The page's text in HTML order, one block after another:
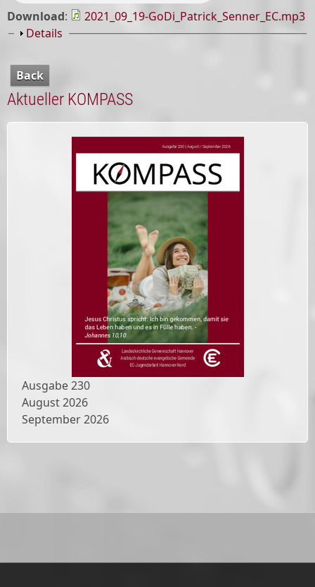
Download:
2021_09_19-GoDi_Patrick_Senner_EC.mp3
Show
Details
Back
Aktueller KOMPASS
Ausgabe230
August 2026
September 2026